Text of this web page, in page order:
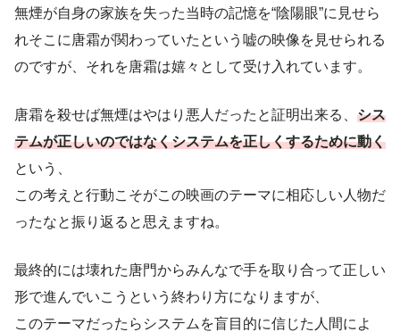
無煙が自身の家族を失った当時の記憶を“陰陽眼”に見せら
れそこに唐霜が関わっていたという嘘の映像を見せられる
のですが、それを唐霜は嬉々として受け入れています。
唐霜を殺せば無煙はやはり悪人だったと証明出来る、 シス
テムが正しいのではなくシステムを正しくするために動く
という、
この考えと行動こそがこの映画のテーマに相応しい人物だ
ったなと振り返ると思えますね。
最終的には壊れた唐門からみんなで手を取り合って正しい
形で進んでいこうという終わり方になりますが、
このテーマだったらシステムを盲目的に信じた人間によ